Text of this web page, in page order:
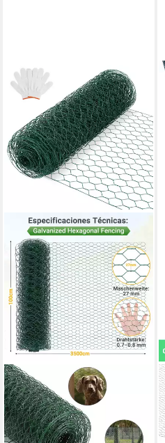
CLANMACY
Maschendrahtzaun
Maschendrahtzaun
Sechseckgeflecht 1x35m